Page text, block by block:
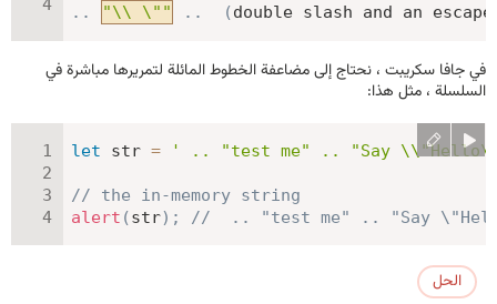
. . "\\ \"" . . (double slash and an
في جافا سكريبت ، نحتاج إلى مضاعفة الخطوط المائلة لتمريرها مباشرة في
السلسلة ، مثل هذا:
let str = ' .. "test me" .. "Say
// the in-memory string
alert (str) ; //  .. "test me" .. "Say
الحل